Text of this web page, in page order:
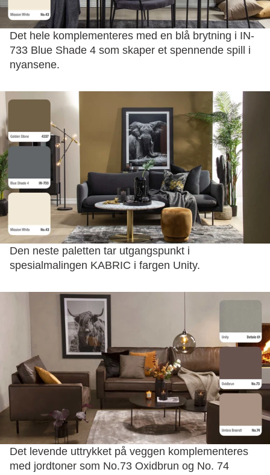
Det hele komplementeres med en blå brytning i IN-
733 Blue Shade 4 som skaper et spennende spill i
nyansene.
Den neste paletten tar utgangspunkt i
spesialmalingen KABRIC i fargen Unity.
Det levende uttrykket på veggen komplementeres
med jordtoner som No.73 Oxidbrun og No. 74